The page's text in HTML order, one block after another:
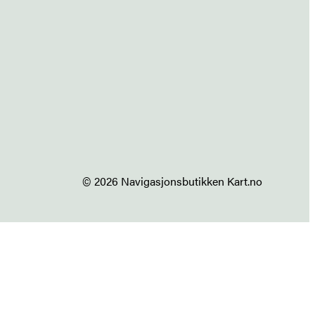
© 2026 Navigasjonsbutikken Kart.no